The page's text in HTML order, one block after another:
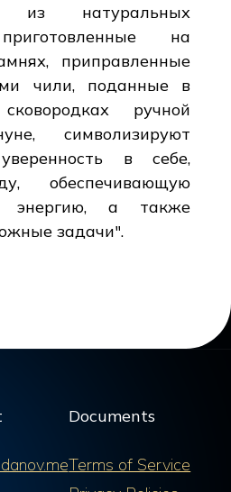
из натуральных
на
приправленные
чили, поданные в
ручной
символизируют
в себе,
обеспечивающую
энергию, а также
задачи".
Documents
Terms of Service